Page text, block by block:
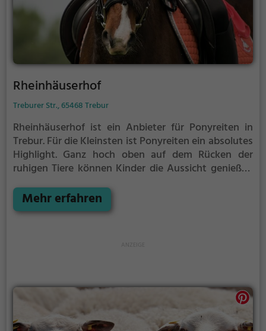
Rheinhäuserhof
Treburer Str., 65468 Trebur
Rheinhäuserhof ist ein Anbieter für Ponyreiten in
Trebur.Für die Kleinsten ist Ponyreiten ein absolutes
Highlight. Ganz hoch oben auf dem Rücken der
ruhigen Tiere können Kinder die Aussicht genießen
Mehr erfahren